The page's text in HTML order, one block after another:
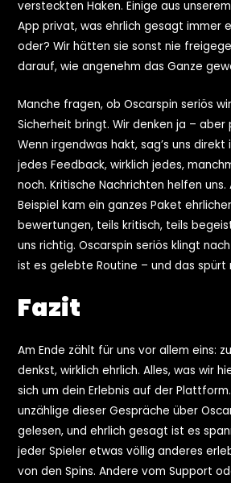
versteckten Haken. Einige aus
App privat, was ehrlich gesagt immer
oder? Wir hätten sie sonst nie
darauf, wie angenehm das Ganze
Manche fragen, ob Oscarspin seriös
Sicherheit bringt. Wir denken ja – aber
Wenn irgendwas hakt, sag’s uns direkt
jedes Feedback, wirklich jedes,
noch. Kritische Nachrichten helfen uns.
Beispiel kam ein ganzes Paket
bewertungen, teils kritisch, teils
uns richtig. Oscarspin seriös klingt
ist es gelebte Routine – und das spürt
Fazit
Am Ende zählt für uns vor allem eins:
denkst, wirklich ehrlich. Alles, was wir
sich um dein Erlebnis auf der
unzählige dieser Gespräche über
gelesen, und ehrlich gesagt ist es
jeder Spieler etwas völlig anderes
von den Spins. Andere vom Support